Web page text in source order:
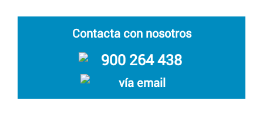
Contacta con nosotros
900 264 438
vía email